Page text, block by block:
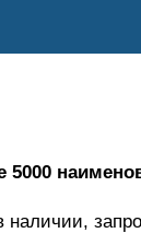
5000
наличии,